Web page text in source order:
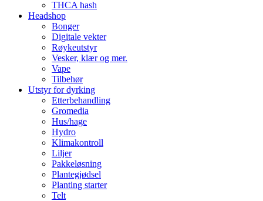
THCA hash
Headshop
Bonger
Digitale vekter
Røykeutstyr
Vesker, klær og mer.
Vape
Tilbehør
Utstyr for dyrking
Etterbehandling
Gromedia
Hus/hage
Hydro
Klimakontroll
Liljer
Pakkeløsning
Plantegjødsel
Planting starter
Telt